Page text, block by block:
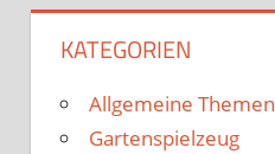
KATEGORIEN
Allgemeine Themen
Gartenspielzeug